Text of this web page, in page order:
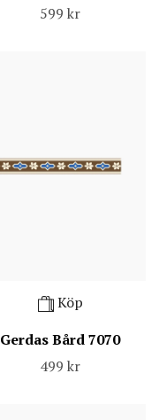
599 kr
Köp
Gerdas Bård 7070
499 kr